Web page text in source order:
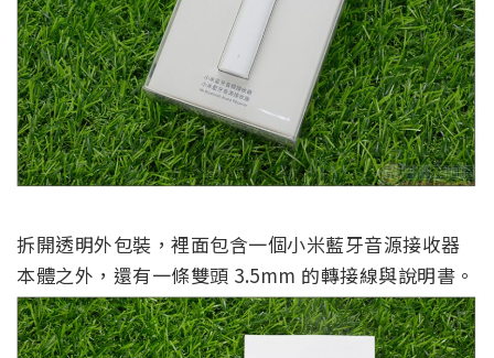
拆開透明外包裝，裡面包含一個小米藍牙音源接收器
本體之外，還有一條雙頭 3.5mm 的轉接線與說明書。